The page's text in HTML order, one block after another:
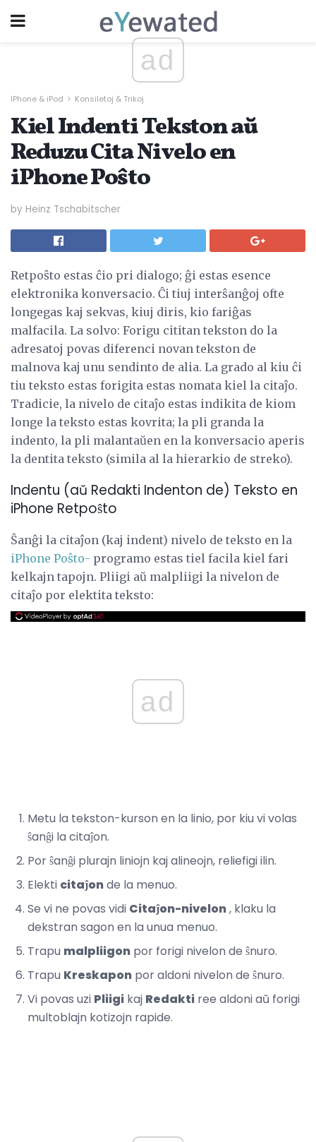
ad
IPhone & iPod Konsiletoj & Trikoj
Kiel Indenti Tekston aŭ
Reduzu Cita Nivelo en
iPhone Poŝto
by Heinz Tschabitscher
Retpoŝto estas ĉio pri dialogo; ĝi estas esence
elektronika konversacio. Ĉi tiuj interŝanĝoj ofte
longegas kaj sekvas, kiuj diris, kio fariĝas
malfacila. La solvo: Forigu cititan tekston do la
adresatoj povas diferenci novan tekston de
malnova kaj unu sendinto de alia. La grado al kiu ĉi
tiu teksto estas forigita estas nomata kiel la citaĵo.
Tradicie, la nivelo de citaĵo estas indikita de kiom
longe la teksto estas kovrita; la pli granda la
indento, la pli malantaŭen en la konversacio aperis
la dentita teksto (simila al la hierarkio de streko).
Indentu (aŭ Redakti Indenton de) Teksto en
iPhone Retpoŝto
Ŝanĝi la citaĵon (kaj indent) nivelo de teksto en la
iPhone Poŝto- programo estas tiel facila kiel fari
kelkajn tapojn. Pliigi aŭ malpliigi la nivelon de
citaĵo por elektita teksto:
ad
Metu la tekston-kurson en la linio, por kiu vi volas
ŝanĝi la citaĵon.
Por ŝanĝi plurajn liniojn kaj alineojn, reliefigi ilin.
Elekti citaĵonde la menuo.
Se vi ne povas vidi Citaĵon-nivelon, klaku la
dekstran sagon en la unua menuo.
Trapu malpliigon por forigi nivelon de ŝnuro.
Trapu Kreskapon por aldoni nivelon de ŝnuro.
Vi povas uzi Pliigi kaj Redakti ree aldoni aŭ forigi
multoblajn kotizojn rapide.